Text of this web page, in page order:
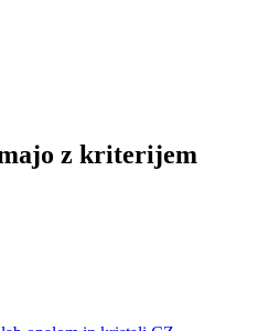
z kriterijem